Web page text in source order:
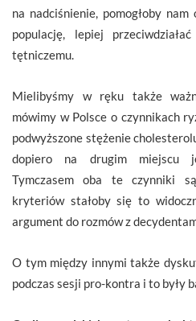
na nadciśnienie, pomogłoby
populację, lepiej
tętniczemu.
Mielibyśmy w ręku także
mówimy w Polsce o czynnikach
podwyższone stężenie
dopiero na drugim miejscu
Tymczasem oba te czynniki
kryteriów stałoby się to
argument do rozmów z
O tym między innymi także
podczas sesji pro-kontra i to były